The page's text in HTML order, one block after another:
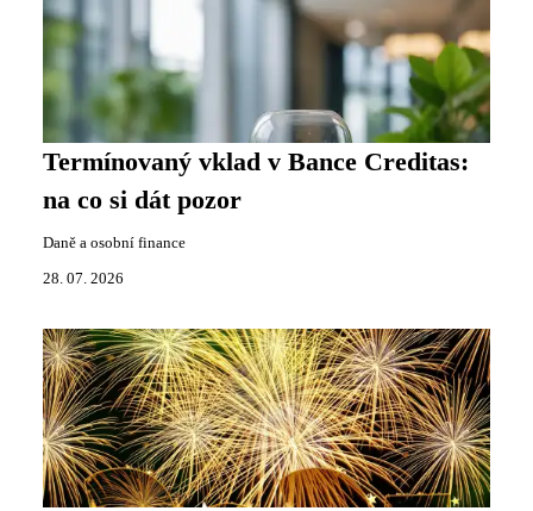
Termínovaný vklad v Bance Creditas:
na co si dát pozor
Daně a osobní finance
28. 07. 2026